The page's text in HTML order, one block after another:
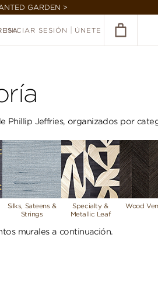
GARDEN >
INICIAR SESIÓN ÚNETE
Phillip Jeffries, organizados por
Silks, Sateens &
Strings
Specialty &
Metallic Leaf
Wood
murales a continuación.